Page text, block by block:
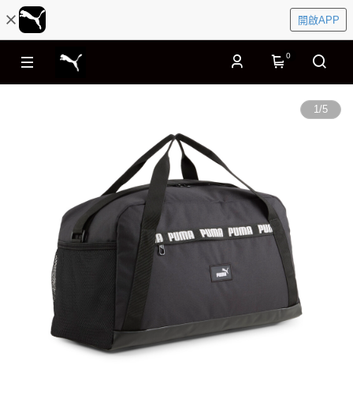
開啟APP
0
1/5